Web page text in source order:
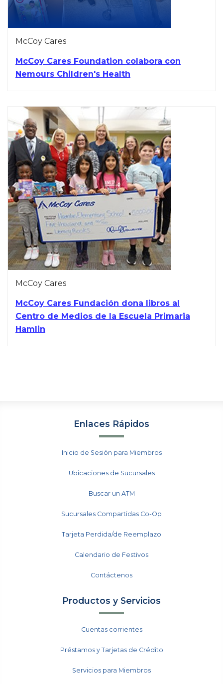
McCoy Cares
McCoy Cares Foundation colabora con
Nemours Children's Health
McCoy Cares
McCoy Cares Fundación dona libros al
Centro de Medios de la Escuela Primaria
Hamlin
Enlaces Rápidos
Inicio de Sesión para Miembros
Ubicaciones de Sucursales
Buscar un ATM
Sucursales Compartidas Co-Op
Tarjeta Perdida/de Reemplazo
Calendario de Festivos
Contáctenos
Productos y Servicios
Cuentas corrientes
Préstamos y Tarjetas de Crédito
Servicios para Miembros